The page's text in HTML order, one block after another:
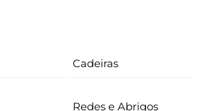
Cadeiras
Redes e Abrigos